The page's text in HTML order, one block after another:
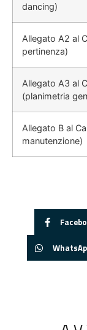
dancing)
Allegato A2 al
pertinenza)
Allegato A3 al
(planimetria
Allegato B al
manutenzione)